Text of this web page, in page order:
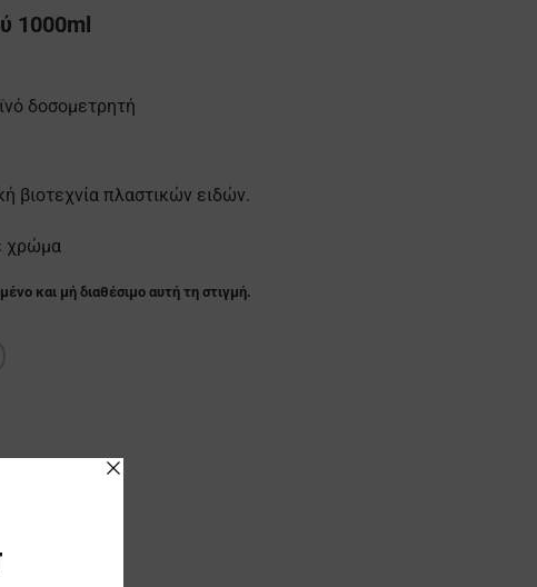
1000ml
δοσομετρητή
βιοτεχνία πλαστικών ειδών.
χρώμα
και μή διαθέσιμο αυτή τη στιγμή.